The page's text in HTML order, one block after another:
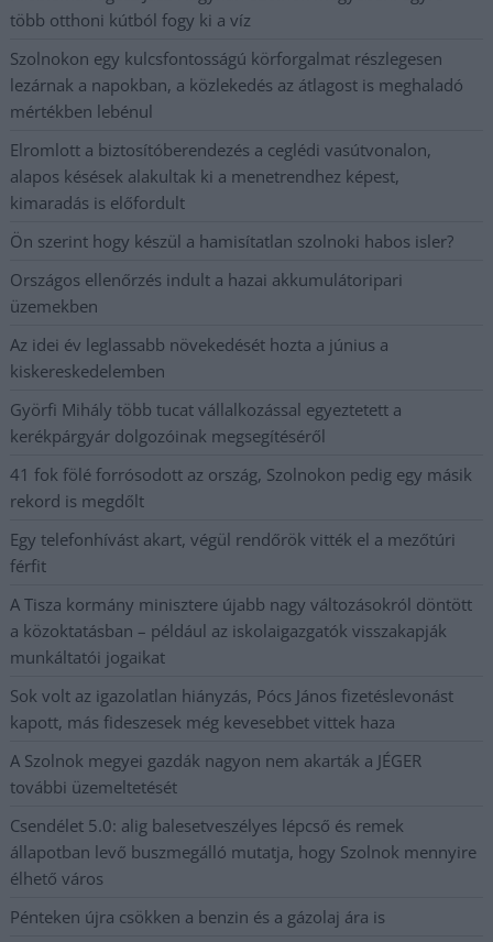
több otthoni kútból fogy ki a víz
Szolnokon egy kulcsfontosságú körforgalmat részlegesen
lezárnak a napokban, a közlekedés az átlagost is meghaladó
mértékben lebénul
Elromlott a biztosítóberendezés a ceglédi vasútvonalon,
alapos késések alakultak ki a menetrendhez képest,
kimaradás is előfordult
Ön szerint hogy készül a hamisítatlan szolnoki habos isler?
Országos ellenőrzés indult a hazai akkumulátoripari
üzemekben
Az idei év leglassabb növekedését hozta a június a
kiskereskedelemben
Györfi Mihály több tucat vállalkozással egyeztetett a
kerékpárgyár dolgozóinak megsegítéséről
41 fok fölé forrósodott az ország, Szolnokon pedig egy másik
rekord is megdőlt
Egy telefonhívást akart, végül rendőrök vitték el a mezőtúri
férfit
A Tisza kormány minisztere újabb nagy változásokról döntött
a közoktatásban – például az iskolaigazgatók visszakapják
munkáltatói jogaikat
Sok volt az igazolatlan hiányzás, Pócs János fizetéslevonást
kapott, más fideszesek még kevesebbet vittek haza
A Szolnok megyei gazdák nagyon nem akarták a JÉGER
további üzemeltetését
Csendélet 5.0: alig balesetveszélyes lépcső és remek
állapotban levő buszmegálló mutatja, hogy Szolnok mennyire
élhető város
Pénteken újra csökken a benzin és a gázolaj ára is